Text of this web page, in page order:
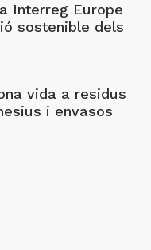
Interreg Europe
sostenible dels
vida a residus
i envasos